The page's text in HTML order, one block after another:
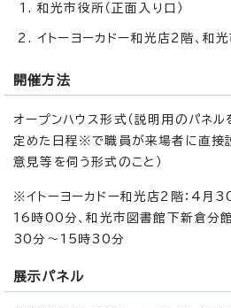
和光市役所（正面入り口）
イトーヨーカドー和光店2階、和
開催方法
オープンハウス形式（説明用のパネル
定めた日程※で職員が来場者に直接
意見等を伺う形式のこと）
※イトーヨーカドー和光店2階：4月
16時00分、和光市図書館下新倉分
30分～15時30分
展示パネル